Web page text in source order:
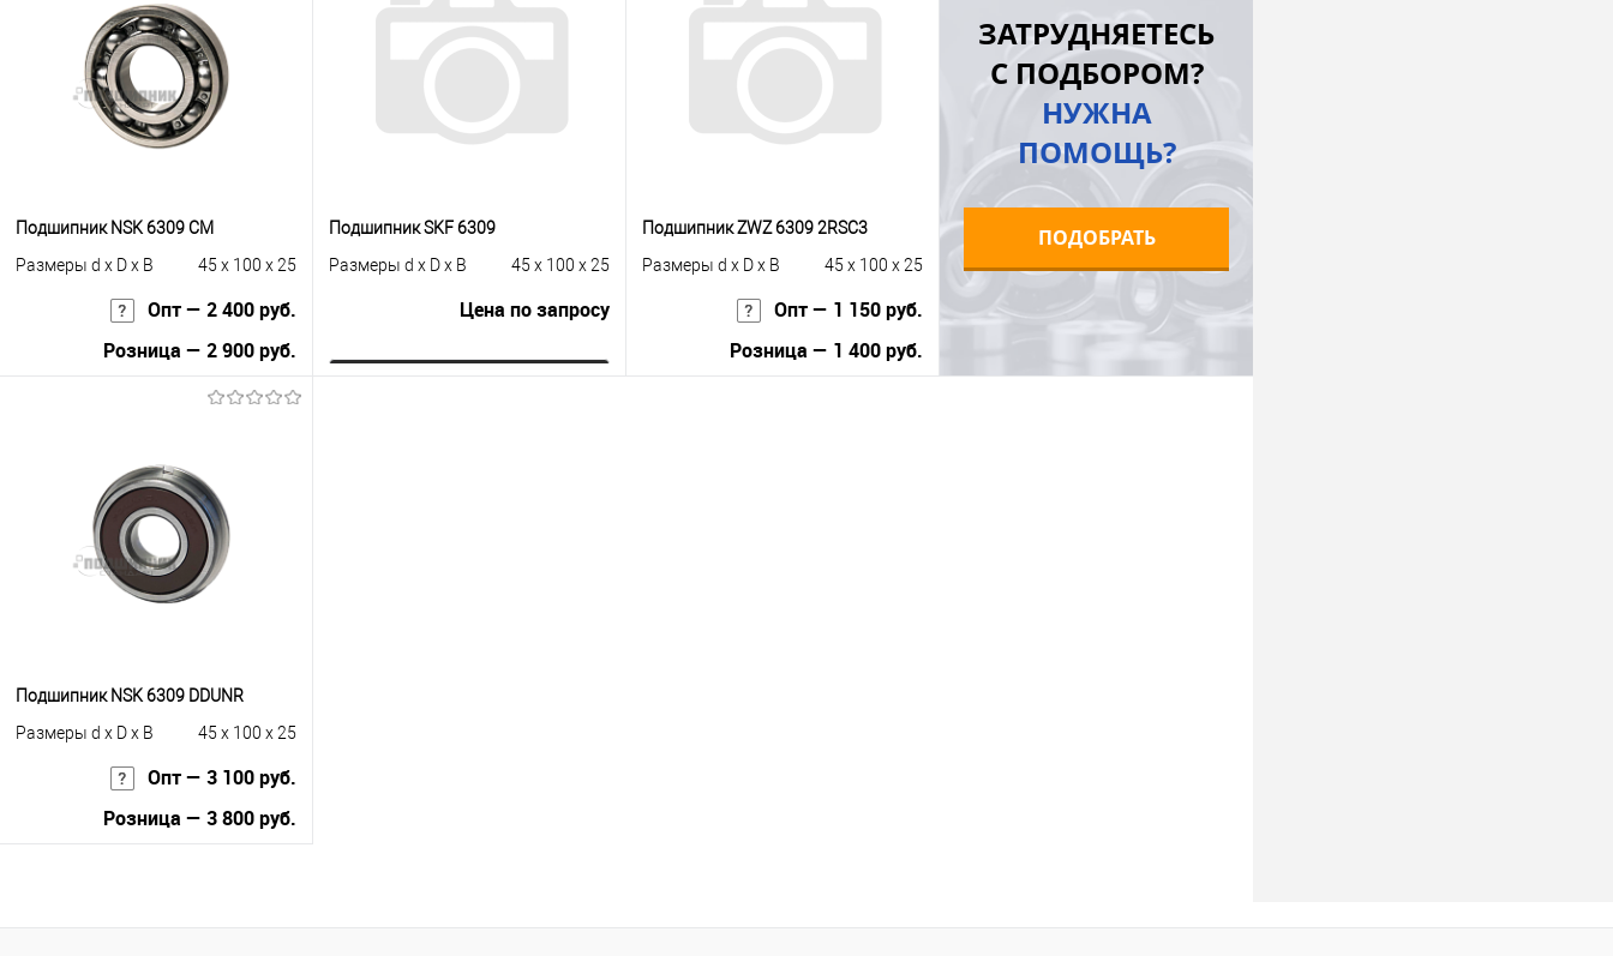
Купить в 1 клик
К сравнению
В избранное
Под заказ
Купить в 1 клик
К сравнению
В избранное
Под заказ
Купить в 1 клик
К сравнению
В избранное
Под заказ
Купить в 1 клик
В избранное
Под заказ
Подшипник NSK 6309 CM
Размеры d x D x B
45 x 100 x 25
Опт — 2 400 руб.
Розница — 2 900 руб.
Купить в 1 клик
К сравнению
В избранное
Под заказ
Подшипник SKF 6309
Размеры d x D x B
45 x 100 x 25
Цена по запросу
Подшипник ZWZ 6309 2RSС3
Размеры d x D x B
45 x 100 x 25
Опт — 1 150 руб.
Розница — 1 400 руб.
ЗАТРУДНЯЕТЕСЬ
С ПОДБОРОМ?
НУЖНА
ПОМОЩЬ?
ПОДОБРАТЬ
Подшипник NSK 6309 DDUNR
Размеры d x D x B
45 x 100 x 25
Опт — 3 100 руб.
Розница — 3 800 руб.